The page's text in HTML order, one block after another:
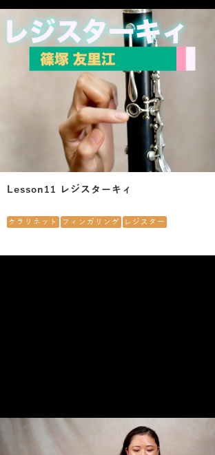
Lesson11 レジスターキィ
クラリネット フィンガリング レジスター